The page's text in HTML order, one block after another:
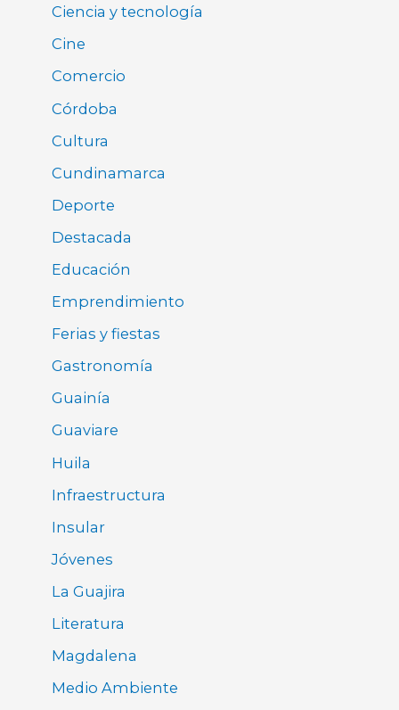
Ciencia y tecnología
Cine
Comercio
Córdoba
Cultura
Cundinamarca
Deporte
Destacada
Educación
Emprendimiento
Ferias y fiestas
Gastronomía
Guainía
Guaviare
Huila
Infraestructura
Insular
Jóvenes
La Guajira
Literatura
Magdalena
Medio Ambiente